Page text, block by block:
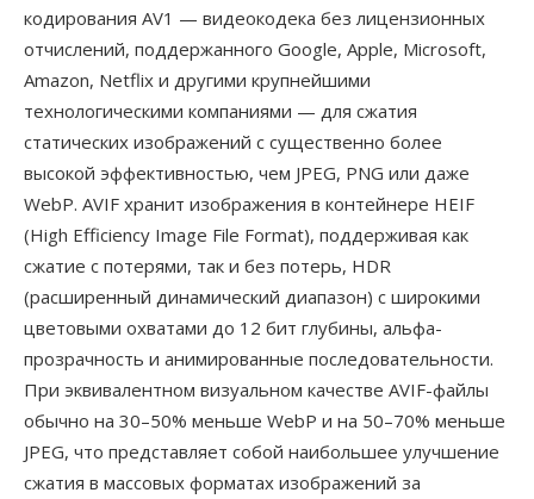
кодирования AV1 — видеокодека без лицензионных
отчислений, поддержанного Google, Apple, Microsoft,
Amazon, Netflix и другими крупнейшими
технологическими компаниями — для сжатия
статических изображений с существенно более
высокой эффективностью, чем JPEG, PNG или даже
WebP. AVIF хранит изображения в контейнере HEIF
(High Efficiency Image File Format), поддерживая как
сжатие с потерями, так и без потерь, HDR
(расширенный динамический диапазон) с широкими
цветовыми охватами до 12 бит глубины, альфа-
прозрачность и анимированные последовательности.
При эквивалентном визуальном качестве AVIF-файлы
обычно на 30–50% меньше WebP и на 50–70% меньше
JPEG, что представляет собой наибольшее улучшение
сжатия в массовых форматах изображений за